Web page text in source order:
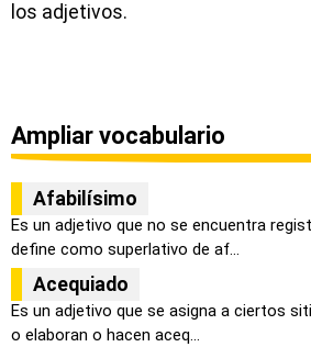
los adjetivos.
Ampliar vocabulario
Afabilísimo
Es un adjetivo que no se encuentra
define como superlativo de af...
Acequiado
Es un adjetivo que se asigna a ciertos
o elaboran o hacen aceq...